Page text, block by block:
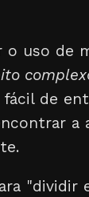
uso de
de
a